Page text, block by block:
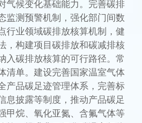
气候变化基础能力。完善碳排
监测预警机制，强化部门间数
行业领域碳排放核算机制，健
，构建项目碳排放和碳减排核
入碳排放核算的可行路径。常
清单。建设完善国家温室气体
产品碳足迹管理体系，完善标
息披露等制度，推动产品碳足
甲烷、氧化亚氮、含氟气体等